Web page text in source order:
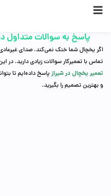
پاسخ به سوالات متداول
اگر یخچال شما خنک نمی‌کند، صدای غیرعادی
تماس با تعمیرکار سوالات زیادی دارید. در
تعمیر یخچال در شیراز پاسخ داده‌ایم تا
و بهترین تصمیم را بگیرید.